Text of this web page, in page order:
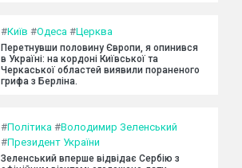
#Київ #Одеса #Церква
Перетнувши половину Європи, я опинився
в Україні: на кордоні Київської та
Черкаської областей виявили пораненого
грифа з Берліна.
#Політика #Володимир Зеленський
#Президент України
Зеленський вперше відвідає Сербію з